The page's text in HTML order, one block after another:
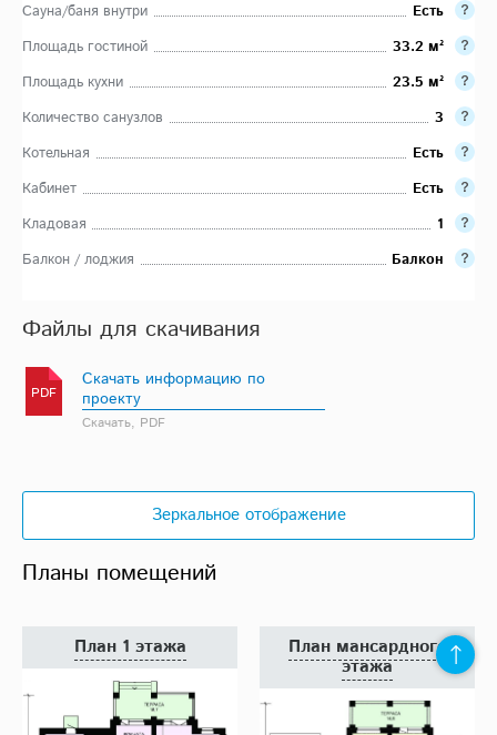
Сауна/баня внутри
Есть
Площадь гостиной
33.2 м²
Площадь кухни
23.5 м²
Количество санузлов
3
Котельная
Есть
Кабинет
Есть
Кладовая
1
Балкон / лоджия
Балкон
Файлы для скачивания
PDF
Скачать информацию по
проекту
Скачать, PDF
Планы помещений
Зеркальное отображение
План 1 этажа План мансардного
этажа